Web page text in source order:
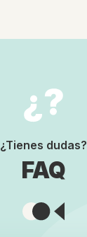
¿Tienes dudas?
FAQ